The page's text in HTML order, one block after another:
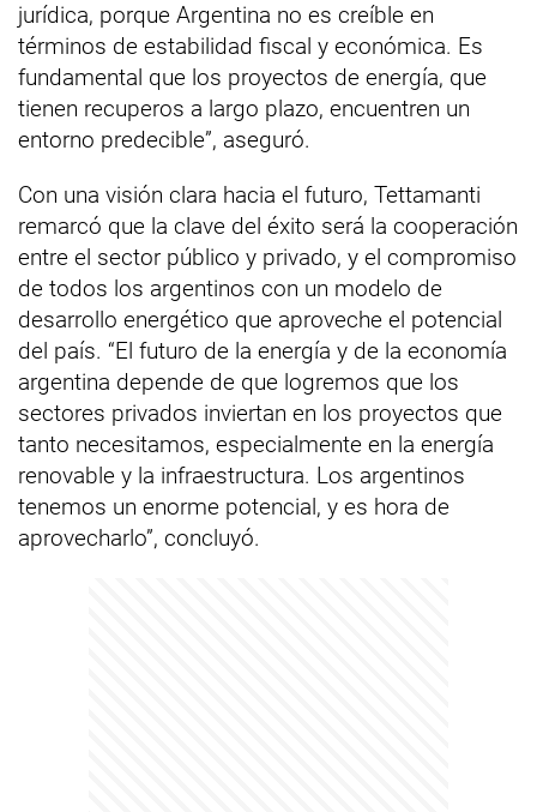
jurídica, porque Argentina no es creíble en
términos de estabilidad fiscal y económica. Es
fundamental que los proyectos de energía, que
tienen recuperos a largo plazo, encuentren un
entorno predecible”, aseguró.
Con una visión clara hacia el futuro, Tettamanti
remarcó que la clave del éxito será la cooperación
entre el sector público y privado, y el compromiso
de todos los argentinos con un modelo de
desarrollo energético que aproveche el potencial
del país. “El futuro de la energía y de la economía
argentina depende de que logremos que los
sectores privados inviertan en los proyectos que
tanto necesitamos, especialmente en la energía
renovable y la infraestructura. Los argentinos
tenemos un enorme potencial, y es hora de
aprovecharlo”, concluyó.